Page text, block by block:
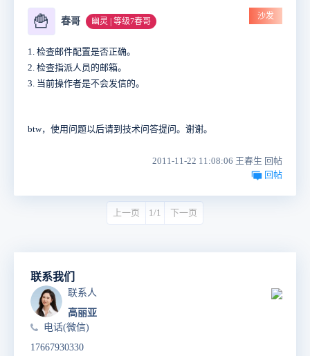
🍟 春哥 幽灵 | 等级7春哥
沙发
1. 检查邮件配置是否正确。
2. 检查指派人员的邮箱。
3. 当前操作者是不会发信的。
btw，使用问题以后请到技术问答提问。谢谢。
2011-11-22 11:08:06 王春生 回帖
回帖
上一页 1/1 下一页
联系我们
联系人
高丽亚
电话(微信)
17667930330